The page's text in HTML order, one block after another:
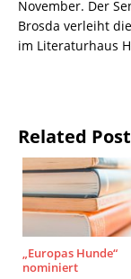
November. Der
Brosda verleiht
im Literaturhaus
Related Post
„Europas Hunde“
nominiert